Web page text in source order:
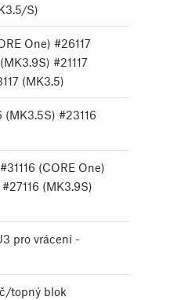
S)
One) #26117
#21117
(MK3.5)
#23116
(CORE One)
(MK3.9S)
pro vrácení -
topný blok